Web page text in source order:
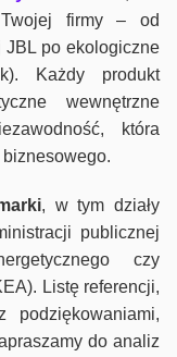
firmy – od
JBL po ekologiczne
Każdy produkt
wewnętrzne
która
, w tym działy
publicznej
czy
Listę referencji,
do analiz